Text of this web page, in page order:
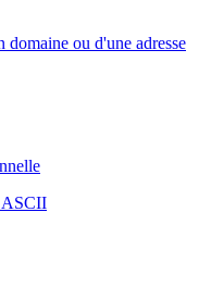
ou d'une adresse
ASCII